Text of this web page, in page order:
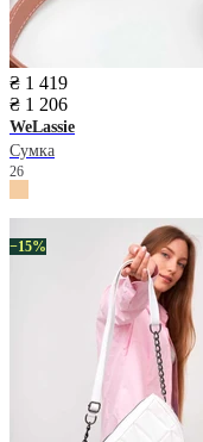
₴ 1 419
₴ 1 206
WeLassie
Сумка
26
−15%